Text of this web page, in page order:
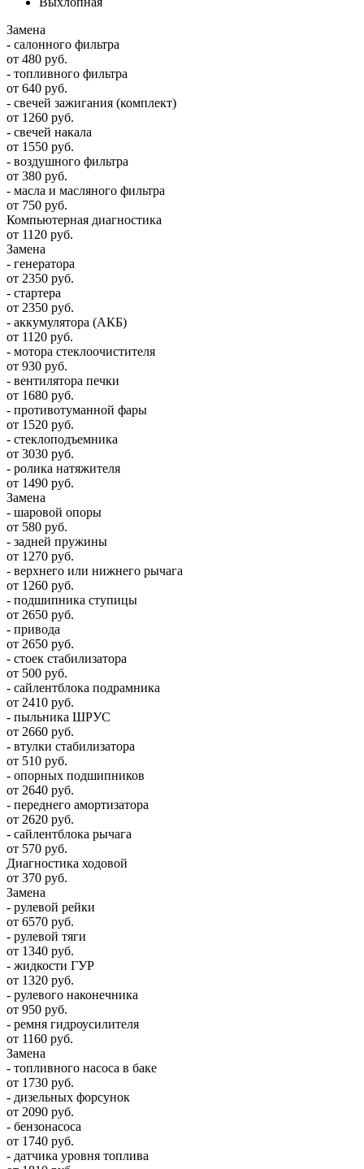
Замена
- салонного фильтра
от 480 руб.
- топливного фильтра
от 640 руб.
- свечей зажигания (комплект)
от 1260 руб.
- свечей накала
от 1550 руб.
- воздушного фильтра
от 380 руб.
- масла и масляного фильтра
от 750 руб.
Компьютерная диагностика
от 1120 руб.
Замена
- генератора
от 2350 руб.
- стартера
от 2350 руб.
- аккумулятора (АКБ)
от 1120 руб.
- мотора стеклоочистителя
от 930 руб.
- вентилятора печки
от 1680 руб.
- противотуманной фары
от 1520 руб.
- стеклоподъемника
от 3030 руб.
- ролика натяжителя
от 1490 руб.
Замена
- шаровой опоры
от 580 руб.
- задней пружины
от 1270 руб.
- верхнего или нижнего рычага
от 1260 руб.
- подшипника ступицы
от 2650 руб.
- привода
от 2650 руб.
- стоек стабилизатора
от 500 руб.
- сайлентблока подрамника
от 2410 руб.
- пыльника ШРУС
от 2660 руб.
- втулки стабилизатора
от 510 руб.
- опорных подшипников
от 2640 руб.
- переднего амортизатора
от 2620 руб.
- сайлентблока рычага
от 570 руб.
Диагностика ходовой
от 370 руб.
Замена
- рулевой рейки
от 6570 руб.
- рулевой тяги
от 1340 руб.
- жидкости ГУР
от 1320 руб.
- рулевого наконечника
от 950 руб.
- ремня гидроусилителя
от 1160 руб.
Замена
- топливного насоса в баке
от 1730 руб.
- дизельных форсунок
от 2090 руб.
- бензонасоса
от 1740 руб.
- датчика уровня топлива